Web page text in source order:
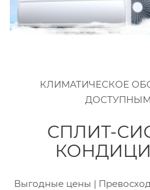
КЛИМАТИЧЕСКОЕ
СПЛИТ-
Выгодные цены |